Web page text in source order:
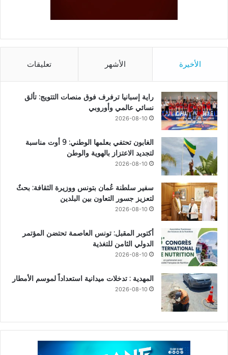
الأخيرة الأشهر تعليقات
راية إسبانيا ترفرف فوق منصات التتويج: تألق
نسائي عالمي وأوروبي
2026-08-10
الغابون تحتفي بعلمها الوطني: 9 أوت مناسبة
لتجديد الاعتزاز بالهوية والوطن
2026-08-10
سفير سلطنة عُمان بتونس ووزيرة الثقافة: بحثٌ
لتعزيز جسور التعاون بين البلدين
2026-08-10
أكتوبر المقبل: تونس العاصمة تحتضن المؤتمر
الدولي الثامن للتغذية
2026-08-10
المهدية : تدخلات ميدانية استعداداً لموسم الأمطار
2026-08-10